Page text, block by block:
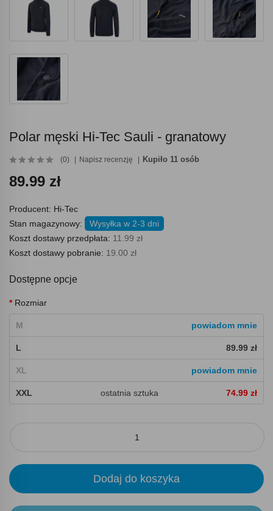
Polar męski Hi-Tec Sauli - granatowy
(0) Napisz recenzję Kupiło 11 osób
89.99 zł
Producent: Hi-Tec
Stan magazynowy:
Wysyłka w 2-3 dni
Koszt dostawy przedpłata: 11.99 zł
Koszt dostawy pobranie: 19.00 zł
Dostępne opcje
Rozmiar
M powiadom mnie
L 89.99 zł
XL powiadom mnie
XXL ostatnia sztuka 74.99 zł
Dodaj do koszyka